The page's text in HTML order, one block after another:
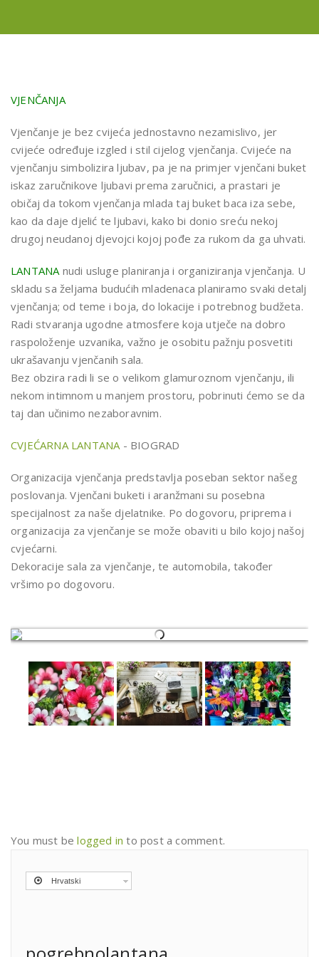
VJENČANJA
Vjenčanje je bez cvijeća jednostavno nezamislivo, jer
cvijeće određuje izgled i stil cijelog vjenčanja. Cvijeće na
vjenčanju simbolizira ljubav, pa je na primjer vjenčani buket
iskaz zaručnikove ljubavi prema zaručnici, a prastari je
običaj da tokom vjenčanja mlada taj buket baca iza sebe,
kao da daje djelić te ljubavi, kako bi donio sreću nekoj
drugoj neudanoj djevojci kojoj pođe za rukom da ga uhvati.
LANTANAnudi usluge planiranja i organiziranja vjenčanja. U
skladu sa željama budućih mladenaca planiramo svaki detalj
vjenčanja; od teme i boja, do lokacije i potrebnog budžeta.
Radi stvaranja ugodne atmosfere koja utječe na dobro
raspoloženje uzvanika, važno je osobitu pažnju posvetiti
ukrašavanju vjenčanih sala.
Bez obzira radi li se o velikom glamuroznom vjenčanju, ili
nekom intimnom u manjem prostoru, pobrinuti ćemo se da
taj dan učinimo nezaboravnim.
CVJEĆARNA LANTANA- BIOGRAD
Organizacija vjenčanja predstavlja poseban sektor našeg
poslovanja. Vjenčani buketi i aranžmani su posebna
specijalnost za naše djelatnike. Po dogovoru, priprema i
organizacija za vjenčanje se može obaviti u bilo kojoj našoj
cvjećarni.
Dekoracije sala za vjenčanje, te automobila, također
vršimo po dogovoru.
You must belogged in to post a comment.
Hrvatski